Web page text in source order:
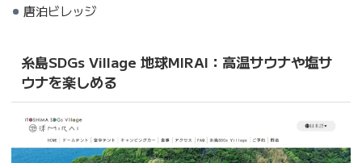
唐泊ビレッジ
糸島SDGs Village 地球MIRAI：高温サウナや塩サ
ウナを楽しめる